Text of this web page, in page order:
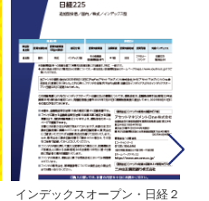
インデックスオープン・日経２